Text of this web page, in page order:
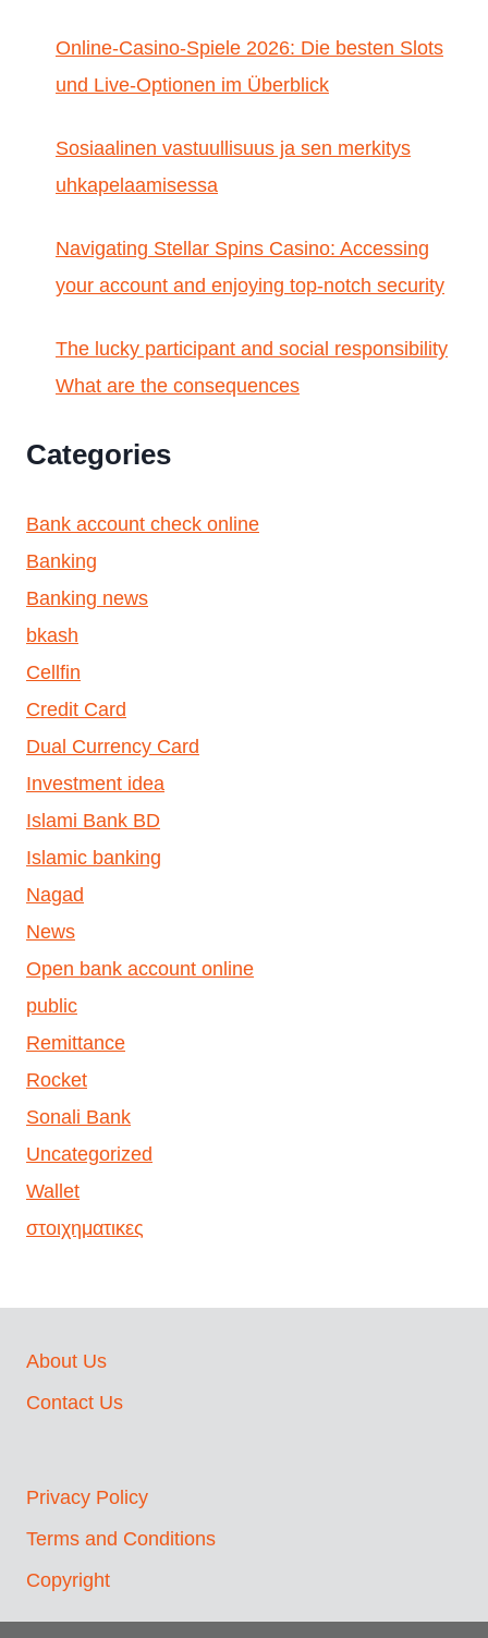
Online-Casino-Spiele 2026: Die besten Slots
und Live-Optionen im Überblick
Sosiaalinen vastuullisuus ja sen merkitys
uhkapelaamisessa
Navigating Stellar Spins Casino: Accessing
your account and enjoying top-notch security
The lucky participant and social responsibility
What are the consequences
Categories
Bank account check online
Banking
Banking news
bkash
Cellfin
Credit Card
Dual Currency Card
Investment idea
Islami Bank BD
Islamic banking
Nagad
News
Open bank account online
public
Remittance
Rocket
Sonali Bank
Uncategorized
Wallet
στοιχηματικες
About Us
Contact Us
Privacy Policy
Terms and Conditions
Copyright